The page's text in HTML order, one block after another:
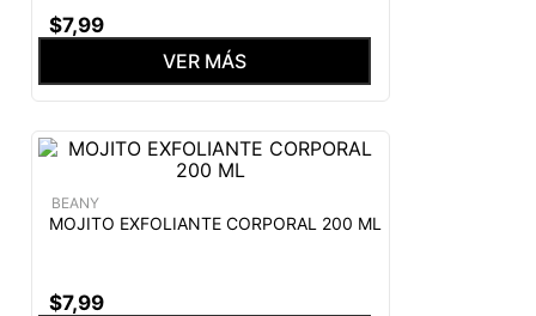
$7,99
VER MÁS
BEANY
MOJITO EXFOLIANTE CORPORAL 200 ML
$7,99